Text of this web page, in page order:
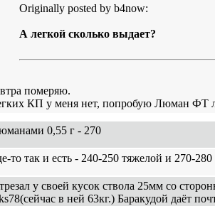
Originally posted by b4now:
А легкой сколько выдает?
померяю.
КП у меня нет, попробую Люман ФТ
0,55 г - 270
то так и есть - 240-250 тяжелой и 270-
у своей кусок ствола 25мм со
в ней 63кг.) Баракудой даёт